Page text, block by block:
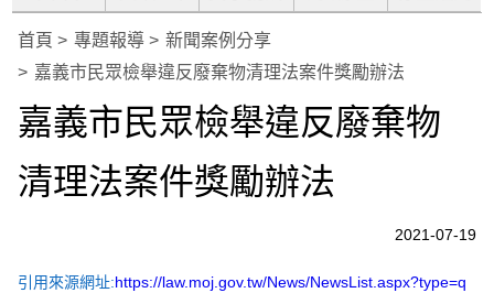
首頁 專題報導
新聞案例分享
嘉義市民眾檢舉違反廢棄物清理法案件獎勵辦法
嘉義市民眾檢舉違反廢棄物
清理法案件獎勵辦法
2021-07-19
引用來源網址:https://law.moj.gov.tw/News/NewsList.aspx?type=q